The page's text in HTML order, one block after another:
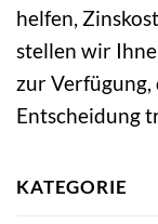
helfen,
stellen wir
zur
Entscheidung
KATEGORIE